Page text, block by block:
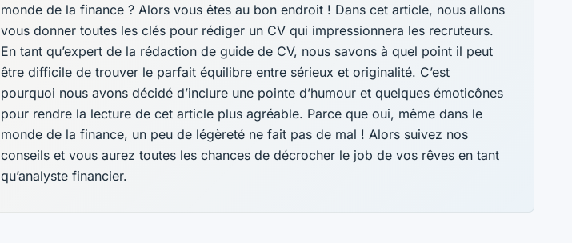
monde de la finance ? Alors vous êtes au bon endroit ! Dans cet article, nous allons
vous donner toutes les clés pour rédiger un CV qui impressionnera les recruteurs.
En tant qu’expert de la rédaction de guide de CV, nous savons à quel point il peut
être difficile de trouver le parfait équilibre entre sérieux et originalité. C’est
pourquoi nous avons décidé d’inclure une pointe d’humour et quelques émoticônes
pour rendre la lecture de cet article plus agréable. Parce que oui, même dans le
monde de la finance, un peu de légèreté ne fait pas de mal ! Alors suivez nos
conseils et vous aurez toutes les chances de décrocher le job de vos rêves en tant
qu’analyste financier.